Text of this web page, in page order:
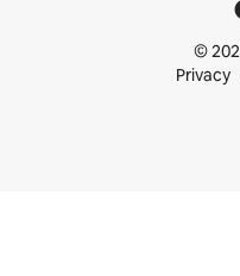
©
Privacy